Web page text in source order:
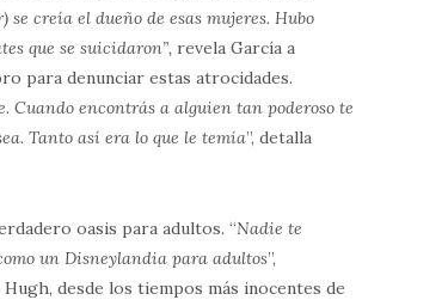
creía el dueño de esas mujeres. Hubo
que se suicidaron”, revela García a
para denunciar estas atrocidades.
Cuando encontrás a alguien tan poderoso te
Tanto así era lo que le temía”, detalla
oasis para adultos. “Nadie te
un Disneylandia para adultos”,
desde los tiempos más inocentes de